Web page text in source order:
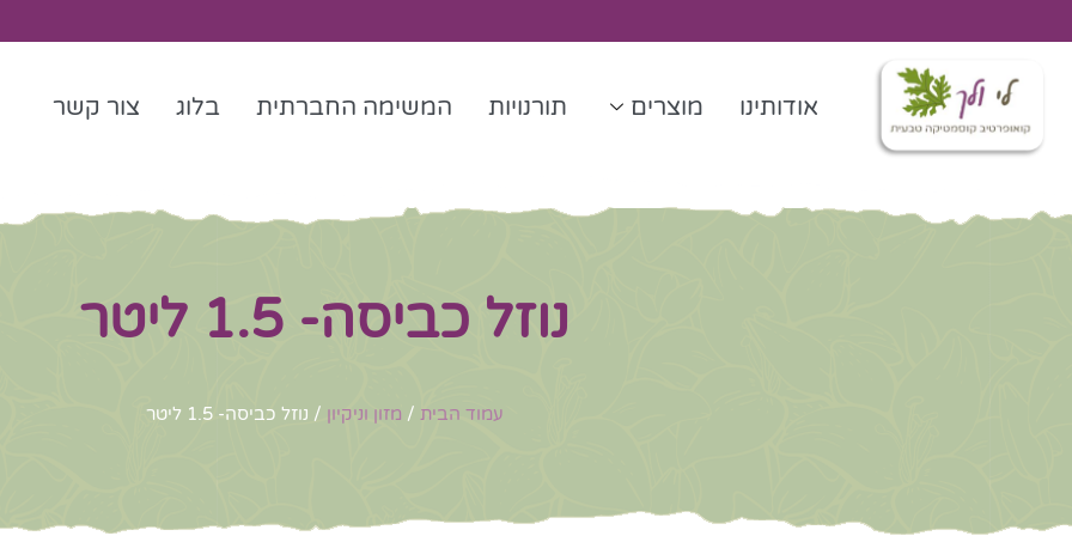
לתוכן
אודותינו מוצרים תורנויות המשימה החברתית בלוג צור קשר
נוזל כביסה- 1.5 ליטר
עמוד הבית / מזון וניקיון / נוזל כביסה- 1.5 ליטר